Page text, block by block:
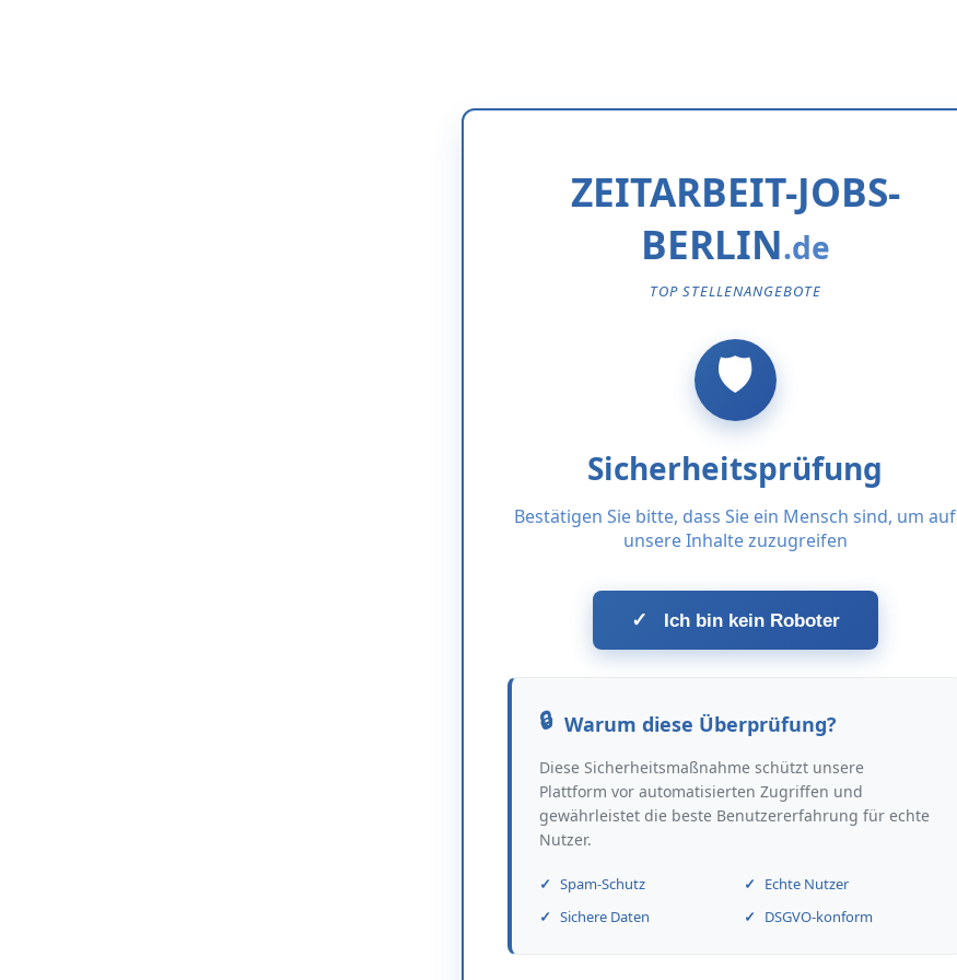
ZEITARBEIT-JOBS-
BERLIN
TOP STELLENANGEBOTE
Sicherheitsprüfung
Bestätigen Sie bitte, dass Sie ein Mensch sind, um auf
unsere Inhalte zuzugreifen
✓ Ich bin kein Roboter
Warum diese Überprüfung?
Diese Sicherheitsmaßnahme schützt unsere
Plattform vor automatisierten Zugriffen und
gewährleistet die beste Benutzererfahrung für echte
Nutzer.
Spam-Schutz
Echte Nutzer
Sichere Daten
DSGVO-konform